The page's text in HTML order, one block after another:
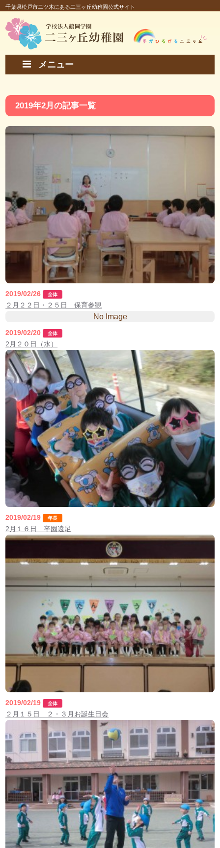
千葉県松戸市二ツ木にある二三ヶ丘幼稚園公式サイト
メニュー
2019年2月の記事一覧
2019/02/26 全体
２月２２日・２５日 保育参観
No Image
2019/02/20 全体
2月２０日（水）
2019/02/19 年長
2月１６日 卒園遠足
2019/02/19 全体
２月１５日 ２・３月お誕生日会